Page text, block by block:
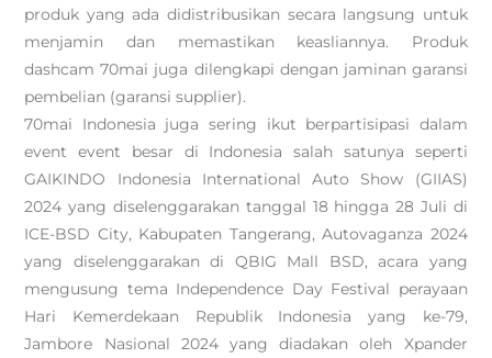
produk yang ada didistribusikan secara langsung untuk
menjamin dan memastikan keasliannya. Produk
dashcam 70mai juga dilengkapi dengan jaminan garansi
pembelian (garansi supplier).
70mai Indonesia juga sering ikut berpartisipasi dalam
event event besar di Indonesia salah satunya seperti
GAIKINDO Indonesia International Auto Show (GIIAS)
2024 yang diselenggarakan tanggal 18 hingga 28 Juli di
ICE-BSD City, Kabupaten Tangerang, Autovaganza 2024
yang diselenggarakan di QBIG Mall BSD, acara yang
mengusung tema Independence Day Festival perayaan
Hari Kemerdekaan Republik Indonesia yang ke-79,
Jambore Nasional 2024 yang diadakan oleh Xpander